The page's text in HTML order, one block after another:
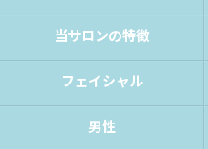
当サロンの特徴
フェイシャル
男性